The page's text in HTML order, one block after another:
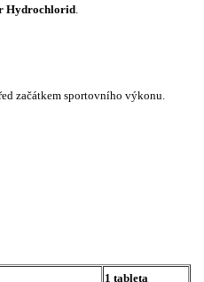
Hydrochlorid
začátkem sportovního výkonu
1 tableta